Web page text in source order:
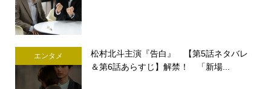
エンタメ
松村北斗主演『告白』 【第5話ネタバレ
＆第6話あらすじ】解禁！ 「新場...